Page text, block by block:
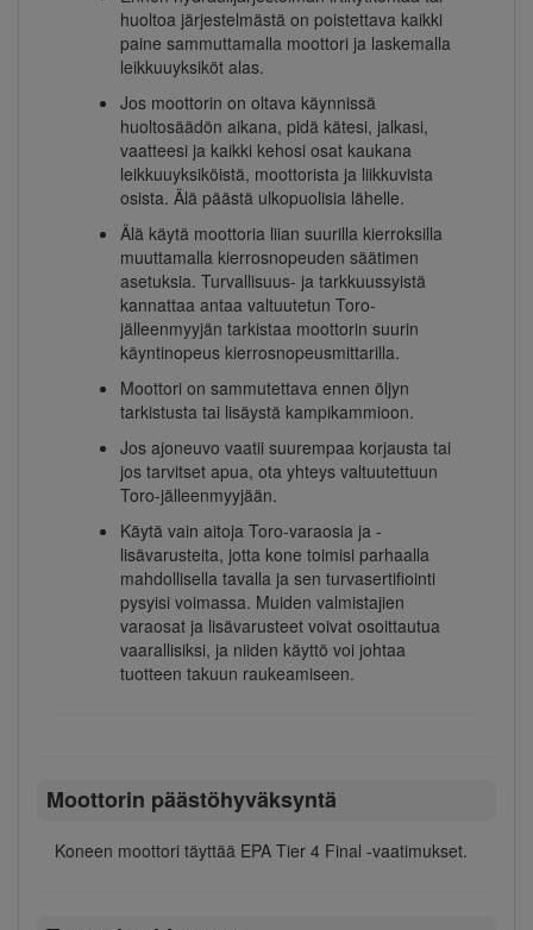
huoltoa järjestelmästä on poistettava kaikki
paine sammuttamalla moottori ja laskemalla
leikkuuyksiköt alas.
Jos moottorin on oltava käynnissä
huoltosäädön aikana, pidä kätesi, jalkasi,
vaatteesi ja kaikki kehosi osat kaukana
leikkuuyksiköistä, moottorista ja liikkuvista
osista. Älä päästä ulkopuolisia lähelle.
Älä käytä moottoria liian suurilla kierroksilla
muuttamalla kierrosnopeuden säätimen
asetuksia. Turvallisuus- ja tarkkuussyistä
kannattaa antaa valtuutetun Toro-
jälleenmyyjän tarkistaa moottorin suurin
käyntinopeus kierrosnopeusmittarilla.
Moottori on sammutettava ennen öljyn
tarkistusta tai lisäystä kampikammioon.
Jos ajoneuvo vaatii suurempaa korjausta tai
jos tarvitset apua, ota yhteys valtuutettuun
Toro-jälleenmyyjään.
Käytä vain aitoja Toro-varaosia ja -
lisävarusteita, jotta kone toimisi parhaalla
mahdollisella tavalla ja sen turvasertifiointi
pysyisi voimassa. Muiden valmistajien
varaosat ja lisävarusteet voivat osoittautua
vaarallisiksi, ja niiden käyttö voi johtaa
tuotteen takuun raukeamiseen.
Moottorin päästöhyväksyntä
Koneen moottori täyttää EPA Tier 4 Final -vaatimukset.